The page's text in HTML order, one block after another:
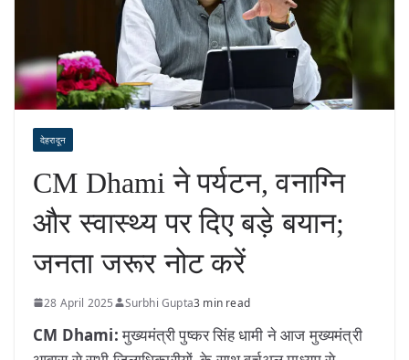
देहरादून
CM Dhami ने पर्यटन, वनाग्नि
और स्वास्थ्य पर दिए बड़े बयान;
जनता जरूर नोट करें
28 April 2025 Surbhi Gupta3 min read
CM Dhami:मुख्यमंत्री पुष्कर सिंह धामी ने आज मुख्यमंत्री